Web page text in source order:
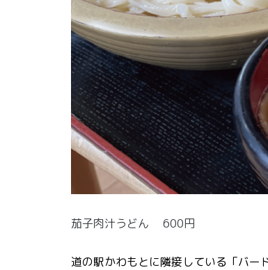
茄子肉汁うどん 600円
道の駅かわもとに隣接している「バー